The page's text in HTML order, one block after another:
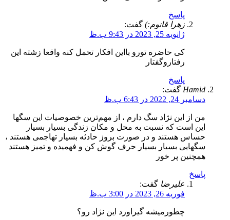
پاسخ
زهرا قانوم:) گفت:
ژانویه 25, 2023 در 9:43 ب.ظ
کی حاضره تورو بااین افکار تحمل کنه واقعا زشته این
رفتاروگفتار
پاسخ
Hamid گفت:
دسامبر 24, 2022 در 6:43 ب.ظ
من از این نژاد سگ دارم ، از مهم‌ترین خصوصیات این سگها
این است که نسبت به محل و مکان زندگی بسیار بسیار
حساس هستند و در صورت بروز حادثه بسیار تهاجمی هستند ،
سگهایی بسیار بسیار حرف گوش کن و فهمیده و تمیز هستند
همچنین پر خور
پاسخ
علیرضا گفت:
فوریه 26, 2023 در 3:00 ب.ظ
چطورمیشه گیراورد این نژاد رو؟